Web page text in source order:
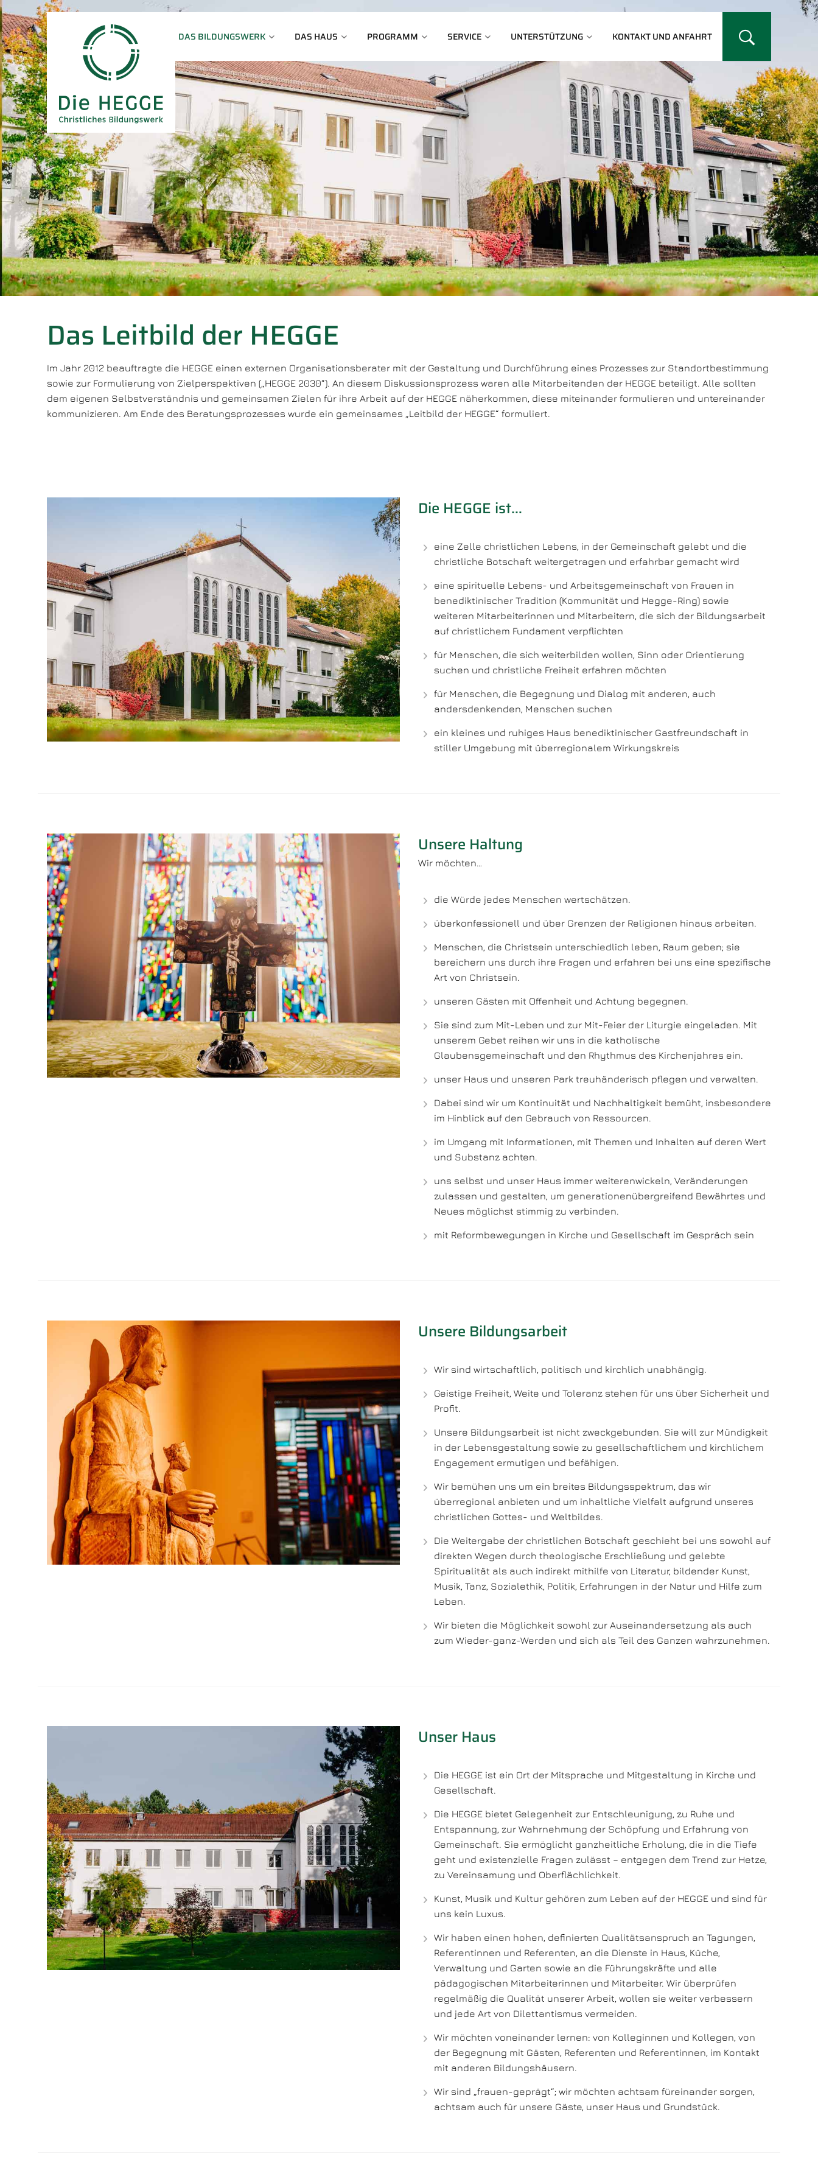
DAS BILDUNGSWERK DAS HAUS PROGRAMM SERVICE UNTERSTÜTZUNG KONTAKT UND ANFAHRT
Das Leitbild der HEGGE
Im Jahr 2012 beauftragte die HEGGE einen externen Organisationsberater mit der Gestaltung und Durchführung eines Prozesses zur Standortbestimmung
sowie zur Formulierung von Zielperspektiven („HEGGE 2030“). An diesem Diskussionsprozess waren alle Mitarbeitenden der HEGGE beteiligt. Alle sollten
dem eigenen Selbstverständnis und gemeinsamen Zielen für ihre Arbeit auf der HEGGE näherkommen, diese miteinander formulieren und untereinander
kommunizieren. Am Ende des Beratungsprozesses wurde ein gemeinsames „Leitbild der HEGGE“ formuliert.
Die HEGGE ist…
eine Zelle christlichen Lebens, in der Gemeinschaft gelebt und die
christliche Botschaft weitergetragen und erfahrbar gemacht wird
eine spirituelle Lebens- und Arbeitsgemeinschaft von Frauen in
benediktinischer Tradition (Kommunität und Hegge-Ring) sowie
weiteren Mitarbeiterinnen und Mitarbeitern, die sich der Bildungsarbeit
auf christlichem Fundament verpflichten
für Menschen, die sich weiterbilden wollen, Sinn oder Orientierung
suchen und christliche Freiheit erfahren möchten
für Menschen, die Begegnung und Dialog mit anderen, auch
andersdenkenden, Menschen suchen
ein kleines und ruhiges Haus benediktinischer Gastfreundschaft in
stiller Umgebung mit überregionalem Wirkungskreis
Unsere Haltung
Wir möchten…
die Würde jedes Menschen wertschätzen.
überkonfessionell und über Grenzen der Religionen hinaus arbeiten.
Menschen, die Christsein unterschiedlich leben, Raum geben; sie
bereichern uns durch ihre Fragen und erfahren bei uns eine spezifische
Art von Christsein.
unseren Gästen mit Offenheit und Achtung begegnen.
Sie sind zum Mit-Leben und zur Mit-Feier der Liturgie eingeladen. Mit
unserem Gebet reihen wir uns in die katholische
Glaubensgemeinschaft und den Rhythmus des Kirchenjahres ein.
unser Haus und unseren Park treuhänderisch pflegen und verwalten.
Dabei sind wir um Kontinuität und Nachhaltigkeit bemüht, insbesondere
im Hinblick auf den Gebrauch von Ressourcen.
im Umgang mit Informationen, mit Themen und Inhalten auf deren Wert
und Substanz achten.
uns selbst und unser Haus immer weiterenwickeln, Veränderungen
zulassen und gestalten, um generationenübergreifend Bewährtes und
Neues möglichst stimmig zu verbinden.
mit Reformbewegungen in Kirche und Gesellschaft im Gespräch sein
Unsere Bildungsarbeit
Wir sind wirtschaftlich, politisch und kirchlich unabhängig.
Geistige Freiheit, Weite und Toleranz stehen für uns über Sicherheit und
Profit.
Unsere Bildungsarbeit ist nicht zweckgebunden. Sie will zur Mündigkeit
in der Lebensgestaltung sowie zu gesellschaftlichem und kirchlichem
Engagement ermutigen und befähigen.
Wir bemühen uns um ein breites Bildungsspektrum, das wir
überregional anbieten und um inhaltliche Vielfalt aufgrund unseres
christlichen Gottes- und Weltbildes.
Die Weitergabe der christlichen Botschaft geschieht bei uns sowohl auf
direkten Wegen durch theologische Erschließung und gelebte
Spiritualität als auch indirekt mithilfe von Literatur, bildender Kunst,
Musik, Tanz, Sozialethik, Politik, Erfahrungen in der Natur und Hilfe zum
Leben.
Wir bieten die Möglichkeit sowohl zur Auseinandersetzung als auch
zum Wieder-ganz-Werden und sich als Teil des Ganzen wahrzunehmen.
Unser Haus
Die HEGGE ist ein Ort der Mitsprache und Mitgestaltung in Kirche und
Gesellschaft.
Die HEGGE bietet Gelegenheit zur Entschleunigung, zu Ruhe und
Entspannung, zur Wahrnehmung der Schöpfung und Erfahrung von
Gemeinschaft. Sie ermöglicht ganzheitliche Erholung, die in die Tiefe
geht und existenzielle Fragen zulässt – entgegen dem Trend zur Hetze,
zu Vereinsamung und Oberflächlichkeit.
Kunst, Musik und Kultur gehören zum Leben auf der HEGGE und sind für
uns kein Luxus.
Wir haben einen hohen, definierten Qualitätsanspruch an Tagungen,
Referentinnen und Referenten, an die Dienste in Haus, Küche,
Verwaltung und Garten sowie an die Führungskräfte und alle
pädagogischen Mitarbeiterinnen und Mitarbeiter. Wir überprüfen
regelmäßig die Qualität unserer Arbeit, wollen sie weiter verbessern
und jede Art von Dilettantismus vermeiden.
Wir möchten voneinander lernen: von Kolleginnen und Kollegen, von
der Begegnung mit Gästen, Referenten und Referentinnen, im Kontakt
mit anderen Bildungshäusern.
Wir sind „frauen-geprägt“; wir möchten achtsam füreinander sorgen,
achtsam auch für unsere Gäste, unser Haus und Grundstück.